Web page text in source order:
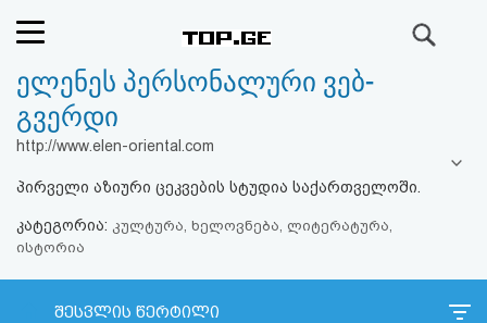
რეიტინგი
(მთავარი)
ფოსტა
კითხვა-
ელენეს პერსონალური ვებ-
გვერდი
http://www.elen-oriental.com
პირველი აზიური ცეკვების სტუდია საქართველოში.
კატეგორია: კულტურა, ხელოვნება, ლიტერატურა,
ისტორია
შესვლის წერტილი